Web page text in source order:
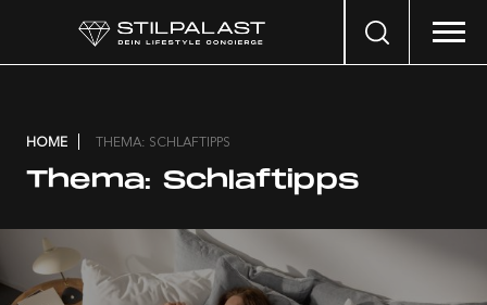
Search
HOME THEMA: SCHLAFTIPPS
Thema: Schlaftipps